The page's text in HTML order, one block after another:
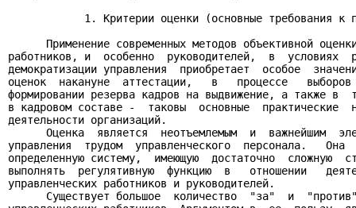
1. Критерии оценки (основные требования к
Применение современных методов объективной
работников, и  особенно  руководителей,  в  условиях
демократизации управления  приобретает  особое
оценок  накануне  аттестации,   в   процессе
формировании резерва кадров на выдвижение, а также в
в кадровом составе -  таковы  основные  практические
деятельности организаций.
Оценка  является  неотъемлемым  и  важнейшим
управления  трудом  управленческого  персонала.   Она
определенную систему,  имеющую  достаточно  сложную
выполнять  регулятивную  функцию  в   отношении
управленческих работников и руководителей.
Существует большое  количество  "за"  и